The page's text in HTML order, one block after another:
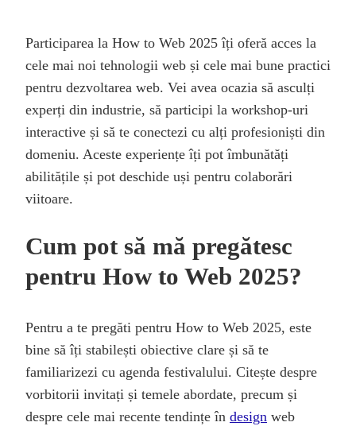
Participarea la How to Web 2025 îți oferă acces la
cele mai noi tehnologii web și cele mai bune practici
pentru dezvoltarea web. Vei avea ocazia să asculți
experți din industrie, să participi la workshop-uri
interactive și să te conectezi cu alți profesioniști din
domeniu. Aceste experiențe îți pot îmbunătăți
abilitățile și pot deschide uși pentru colaborări
viitoare.
Cum pot să mă pregătesc
pentru How to Web 2025?
Pentru a te pregăti pentru How to Web 2025, este
bine să îți stabilești obiective clare și să te
familiarizezi cu agenda festivalului. Citește despre
vorbitorii invitați și temele abordate, precum și
despre cele mai recente tendințe în design web